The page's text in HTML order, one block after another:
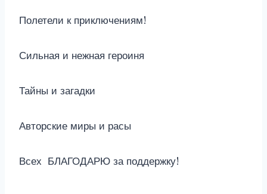
Полетели к приключениям!
Сильная и нежная героиня
Тайны и загадки
Авторские миры и расы
Всех БЛАГОДАРЮ за поддержку!